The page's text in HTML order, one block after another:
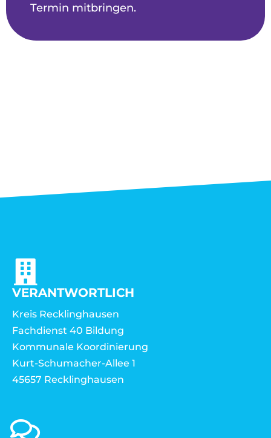
Termin mitbringen.
VERANTWORTLICH
Kreis Recklinghausen
Fachdienst 40 Bildung
Kommunale Koordinierung
Kurt-Schumacher-Allee 1
45657 Recklinghausen